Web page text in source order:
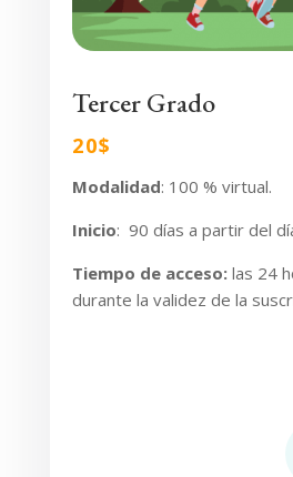
Tercer Grado
20$
Modalidad: 100 % virtual.
Inicio: 90 días a partir del
Tiempo de acceso: las 24
durante la validez de la